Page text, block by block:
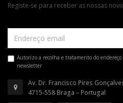
Registe-se para receber as nossas
Autorizo a recolha e tratamento do
newsletter
Av. Dr. Francisco Pires
4715-558 Braga – Portugal